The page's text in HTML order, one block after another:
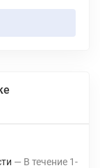
В течение 1-